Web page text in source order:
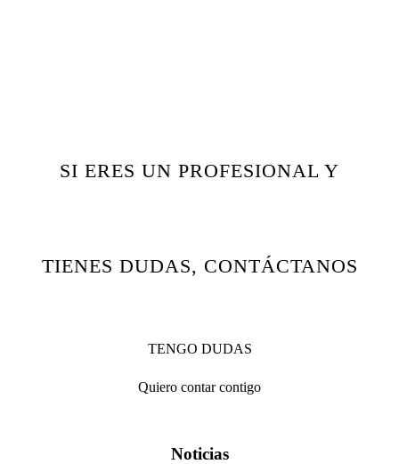
SI ERES UN PROFESIONAL Y
TIENES DUDAS, CONTÁCTANOS
TENGO DUDAS
Quiero contar contigo
Noticias